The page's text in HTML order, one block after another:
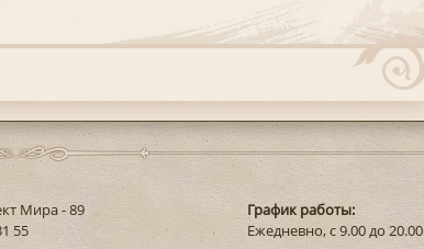
Мира - 89
55
График работы:
Ежедневно, с 9.00 до 20.00